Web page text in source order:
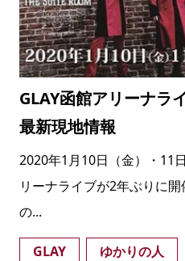
GLAY函館アリーナラ
最新現地情報
2020年1月10日（金）・11
リーナライブが2年ぶりに
の...
GLAY ゆかりの人